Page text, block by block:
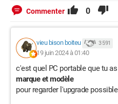
Commenter 0
vieu bison boiteu 3 591
19 juin 2024 à 01:40
c'est quel PC portable que tu as
marque et modèle
pour regarder l'upgrade possible